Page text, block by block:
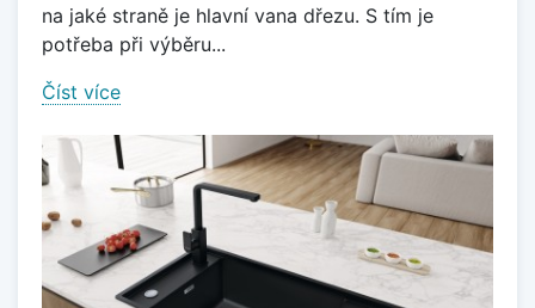
na jaké straně je hlavní vana dřezu. S tím je
potřeba při výběru...
Číst více